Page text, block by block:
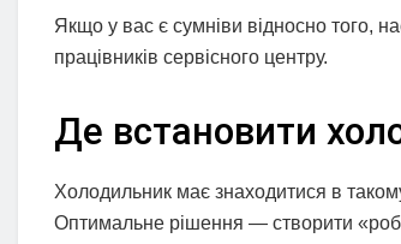
Якщо у вас є сумніви відносно того,
працівників сервісного центру.
Де встановити
Холодильник має знаходитися в
Оптимальне рішення — створити